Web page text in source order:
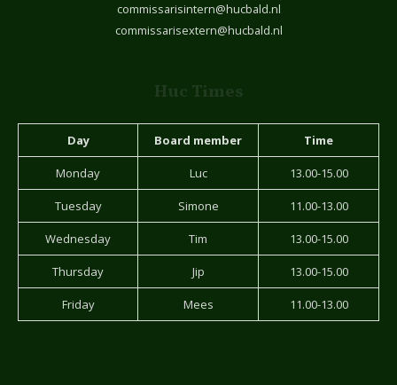
commissarisintern@hucbald.nl
commissarisextern@hucbald.nl
Huc Times
Day Board member Time
Monday Luc 13.00-15.00
Tuesday Simone 11.00-13.00
Wednesday Tim 13.00-15.00
Thursday Jip 13.00-15.00
Friday Mees 11.00-13.00